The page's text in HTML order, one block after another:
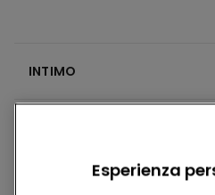
INTIMO
Esperienza